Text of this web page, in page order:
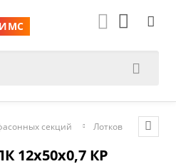
ИМС
секций Лотков
12х50х0,7 КР